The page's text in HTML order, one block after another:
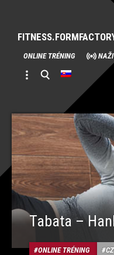
Skip
to
content
ONLINE TRÉNING
Tabata –
ONLINE TRÉNING CZ